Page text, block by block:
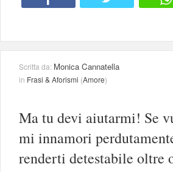
Scritta da: Monica Cannatella
in Frasi & Aforismi (Amore)
Ma tu devi aiutarmi! Se
mi innamori
renderti detestabile oltre